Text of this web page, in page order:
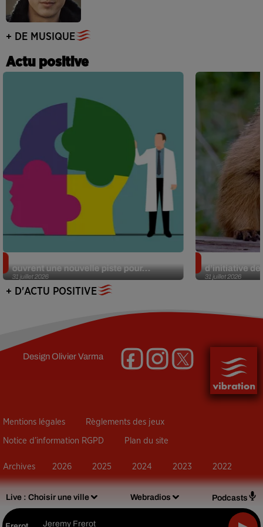
Live : Choisir une ville Webradios Podcasts
Jeremy Frerot
+ DE MUSIQUE
Actu positive
31 juillet 2026
ouvrent une nouvelle piste pour...
31 juillet 2026
d’initiative
+ D'ACTU POSITIVE
DesignOlivier Varma
Mentions légales Règlements des jeux
Notice d’information RGPD Plan du site
Archives 2026 2025 2024 2023 2022